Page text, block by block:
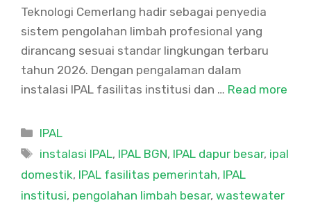
Teknologi Cemerlang hadir sebagai penyedia
sistem pengolahan limbah profesional yang
dirancang sesuai standar lingkungan terbaru
tahun 2026. Dengan pengalaman dalam
instalasi IPAL fasilitas institusi dan … Read more
Categories
IPAL
Tags
instalasi IPAL, IPAL BGN, IPAL dapur besar, ipal
domestik, IPAL fasilitas pemerintah, IPAL
institusi, pengolahan limbah besar, wastewater